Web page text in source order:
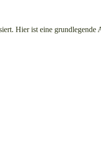
Hier ist eine